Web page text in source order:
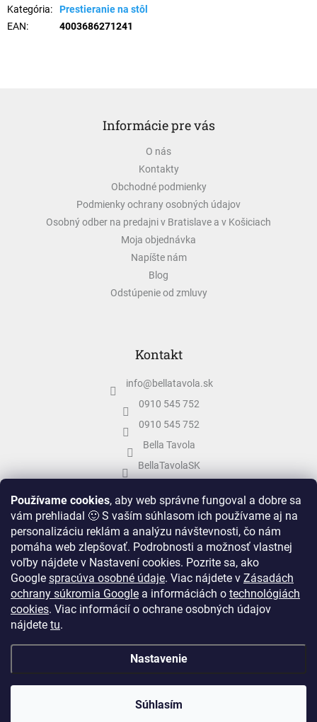
Používame cookies, aby web správne fungoval a dobre sa
vám prehliadal 🙂 S vaším súhlasom ich používame aj na
personalizáciu reklám a analýzu návštevnosti, čo nám
pomáha web zlepšovať. Podrobnosti a možnosť vlastnej
voľby nájdete v Nastavení cookies. Pozrite sa, ako
Google spracúva osobné údaje. Viac nájdete v Zásadách
ochrany súkromia Google a informáciách o technológiách
cookies. Viac informácií o ochrane osobných údajov
nájdete tu.
Nastavenie
Súhlasím
Kategória:
Prestieranie na stôl
EAN: 4003686271241
Informácie pre vás
O nás
Kontakty
Obchodné podmienky
Podmienky ochrany osobných údajov
Osobný odber na predajni v Bratislave a v Košiciach
Moja objednávka
Napíšte nám
Blog
Odstúpenie od zmluvy
Kontakt
info@bellatavola.sk
0910 545 752
0910 545 752
Bella Tavola
BellaTavolaSK
Vytvoril Shoptet &
cookies